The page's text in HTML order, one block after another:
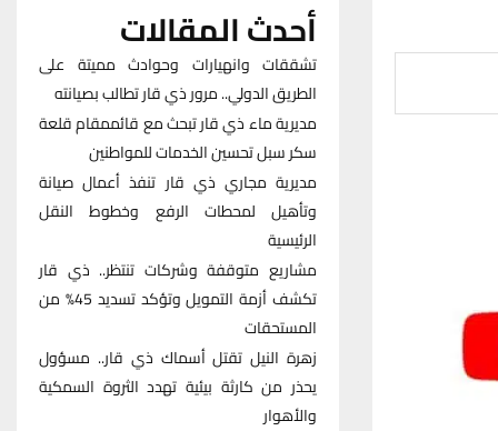
أحدث المقالات
تشققات وانهيارات وحوادث مميتة على
الطريق الدولي.. مرور ذي قار تطالب بصيانته
مديرية ماء ذي قار تبحث مع قائممقام قلعة
سكر سبل تحسين الخدمات للمواطنين
مديرية مجاري ذي قار تنفذ أعمال صيانة
وتأهيل لمحطات الرفع وخطوط النقل
الرئيسية
مشاريع متوقفة وشركات تنتظر.. ذي قار
تكشف أزمة التمويل وتؤكد تسديد 45% من
المستحقات
زهرة النيل تقتل أسماك ذي قار.. مسؤول
يحذر من كارثة بيئية تهدد الثروة السمكية
والأهوار